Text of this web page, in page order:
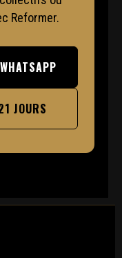
Reformer.
JOURS